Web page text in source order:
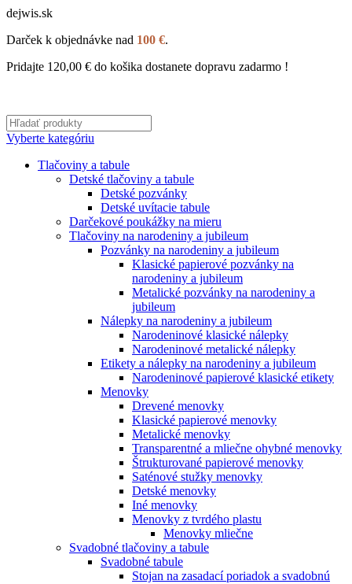
dejwis.sk
Darček k objednávke nad 100 €.
Pridajte 120,00 € do košika dostanete dopravu zadarmo !
Vyberte kategóriu
Tlačoviny a tabule
Detské tlačoviny a tabule
Detské pozvánky
Detské uvítacie tabule
Darčekové poukážky na mieru
Tlačoviny na narodeniny a jubileum
Pozvánky na narodeniny a jubileum
Klasické papierové pozvánky na
narodeniny a jubileum
Metalické pozvánky na narodeniny a
jubileum
Nálepky na narodeniny a jubileum
Narodeninové klasické nálepky
Narodeninové metalické nálepky
Etikety a nálepky na narodeniny a jubileum
Narodeninové papierové klasické etikety
Menovky
Drevené menovky
Klasické papierové menovky
Metalické menovky
Transparentné a mliečne ohybné menovky
Štrukturované papierové menovky
Saténové stužky menovky
Detské menovky
Iné menovky
Menovky z tvrdého plastu
Menovky mliečne
Svadobné tlačoviny a tabule
Svadobné tabule
Stojan na zasadací poriadok a svadobnú